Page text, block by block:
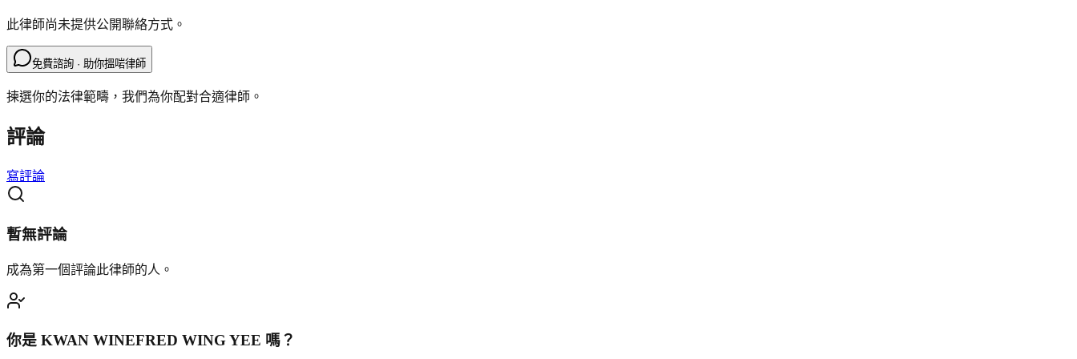
此律師尚未提供公開聯絡方式。
免費諮詢 · 助你搵啱律師
揀選你的法律範疇，我們為你配對合適律師。
評論
寫評論
暫無評論
成為第一個評論此律師的人。
你是 KWAN WINEFRED WING YEE 嗎？